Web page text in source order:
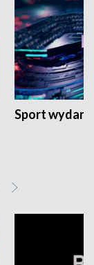
Sport